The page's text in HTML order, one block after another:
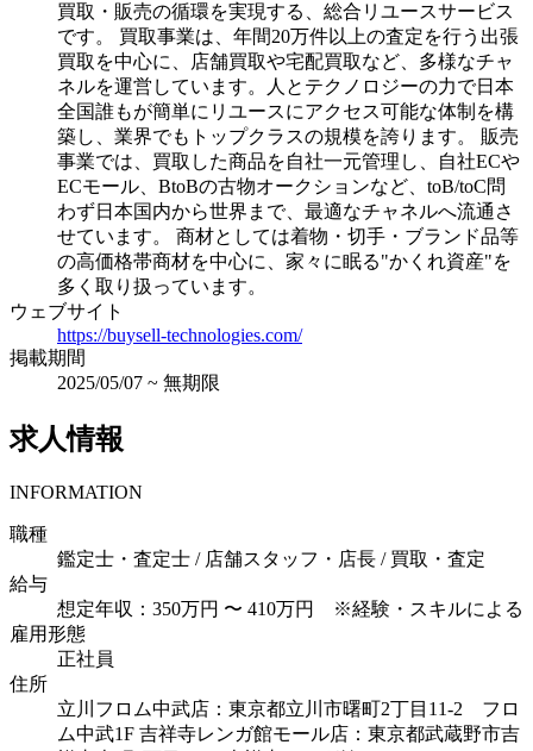
買取・販売の循環を実現する、総合リユースサービス
です。 買取事業は、年間20万件以上の査定を行う出張
買取を中心に、店舗買取や宅配買取など、多様なチャ
ネルを運営しています。人とテクノロジーの力で日本
全国誰もが簡単にリユースにアクセス可能な体制を構
築し、業界でもトップクラスの規模を誇ります。 販売
事業では、買取した商品を自社一元管理し、自社ECや
ECモール、BtoBの古物オークションなど、toB/toC問
わず日本国内から世界まで、最適なチャネルへ流通さ
せています。 商材としては着物・切手・ブランド品等
の高価格帯商材を中心に、家々に眠る"かくれ資産"を
多く取り扱っています。
ウェブサイト
https://buysell-technologies.com/
掲載期間
2025/05/07 ~ 無期限
求人情報
INFORMATION
職種
鑑定士・査定士 / 店舗スタッフ・店長 / 買取・査定
給与
想定年収：350万円 〜 410万円 ※経験・スキルによる
雇用形態
正社員
住所
立川フロム中武店：東京都立川市曙町2丁目11-2 フロ
ム中武1F 吉祥寺レンガ館モール店：東京都武蔵野市吉